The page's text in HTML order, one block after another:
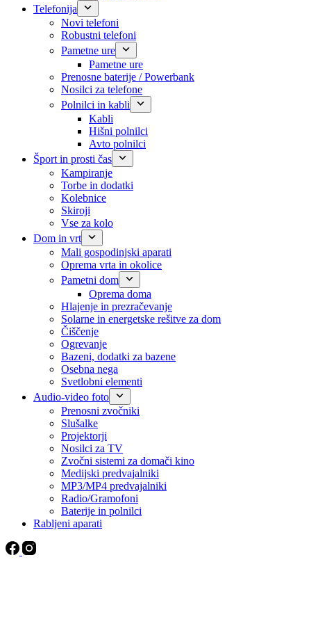
Telefonija
Novi telefoni
Robustni telefoni
Pametne ure
Pametne ure
Prenosne baterije / Powerbank
Nosilci za telefone
Polnilci in kabli
Kabli
Hišni polnilci
Avto polnilci
Šport in prosti čas
Kampiranje
Torbe in dodatki
Kolebnice
Skiroji
Vse za kolo
Dom in vrt
Mali gospodinjski aparati
Oprema vrta in okolice
Pametni dom
Oprema doma
Hlajenje in prezračevanje
Solarne in energetske rešitve za dom
Čiščenje
Ogrevanje
Bazeni, dodatki za bazene
Osebna nega
Svetlobni elementi
Audio-video foto
Prenosni zvočniki
Slušalke
Projektorji
Nosilci za TV
Zvočni sistemi za domači kino
Medijski predvajalniki
MP3/MP4 predvajalniki
Radio/Gramofoni
Baterije in polnilci
Rabljeni aparati